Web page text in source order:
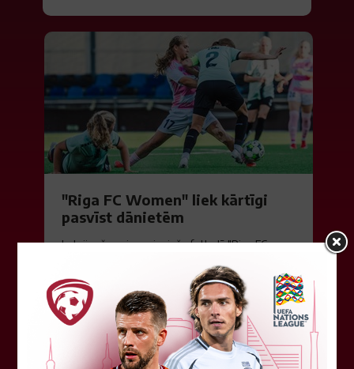
"Riga FC Women" liek kārtīgi
pasvīst dānietēm
Latvijas čempions sieviešu futbolā "Riga FC
kvalifikācijas otrās kārtas pusfināla spēli Dānijā
pret "HB Køge". Cīņā pret...
05. augusts 2026.